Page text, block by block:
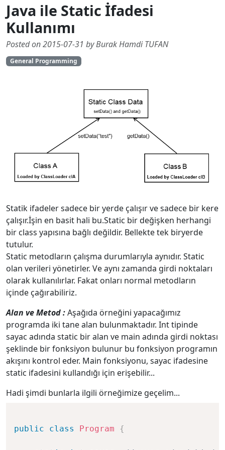
Java ile Static İfadesi
Kullanımı
Posted on 2015-07-31 by Burak Hamdi TUFAN
General Programming
Statik ifadeler sadece bir yerde çalışır ve sadece bir kere
çalışır.İşin en basit hali bu.Static bir değişken herhangi
bir class yapısına bağlı değildir. Bellekte tek biryerde
tutulur.
Static metodların çalışma durumlarıyla aynıdır. Static
olan verileri yönetirler. Ve aynı zamanda girdi noktaları
olarak kullanılırlar. Fakat onları normal metodların
içinde çağırabiliriz.
Alan ve Metod :Aşağıda örneğini yapacağımız
programda iki tane alan bulunmaktadır. Int tipinde
sayac adında static bir alan ve main adında girdi noktası
şeklinde bir fonksiyon bulunur bu fonksiyon programın
akışını kontrol eder. Main fonksiyonu, sayac ifadesine
static ifadesini kullandığı için erişebilir...
Hadi şimdi bunlarla ilgili örneğimize geçelim...
public class Program {